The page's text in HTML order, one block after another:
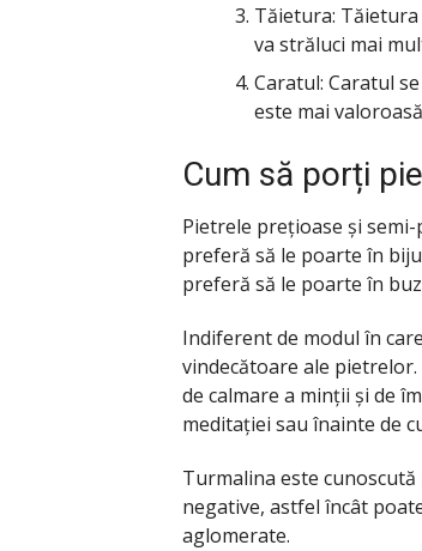
Tăietura:
va străluci mai
Caratul: Caratul
este mai
Cum să porți
Pietrele prețioase și
preferă să le poarte în
preferă să le poarte în
Indiferent de modul în
vindecătoare ale
de calmare a minții și de
meditației sau înainte de
Turmalina este
negative, astfel încât
aglomerate.